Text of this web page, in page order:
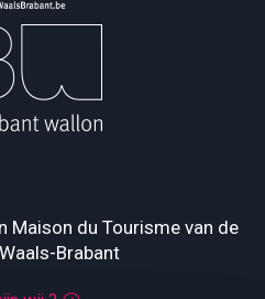
Maison du Tourisme van de
Brabant